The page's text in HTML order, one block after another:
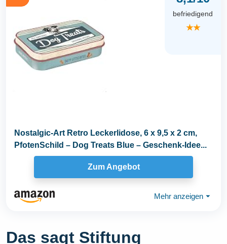
befriedigend
★★
Nostalgic-Art Retro Leckerlidose, 6 x 9,5 x 2 cm,
PfotenSchild – Dog Treats Blue – Geschenk-Idee...
Zum Angebot
Mehr anzeigen ⏷
Das sagt Stiftung